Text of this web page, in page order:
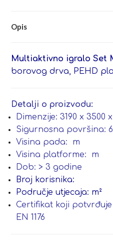
Opis
Multiaktivno igralo Set
borovog drva, PEHD
Detalji o proizvodu:
Dimenzije: 3190 x 3500
Sigurnosna površina:
Visina pada: m
Visina platforme: m
Dob: > 3 godine
Broj korisnika:
Područje utjecaja: m²
Certifikat koji
EN 1176